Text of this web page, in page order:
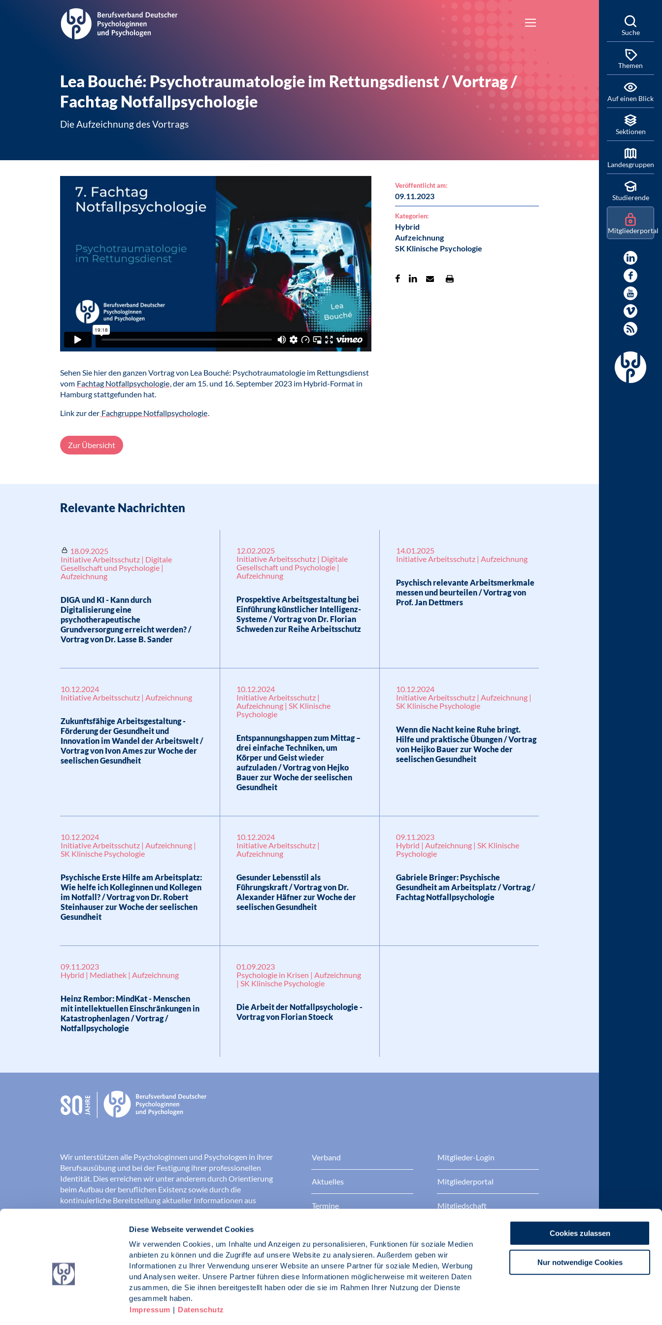
Diese Webseite verwendet Cookies
Wir verwenden Cookies, um Inhalte und Anzeigen zu personalisieren, Funktionen für soziale Medien
anbieten zu können und die Zugriffe auf unsere Website zu analysieren. Außerdem geben wir
Informationen zu Ihrer Verwendung unserer Website an unsere Partner für soziale Medien, Werbung
und Analysen weiter. Unsere Partner führen diese Informationen möglicherweise mit weiteren Daten
zusammen, die Sie ihnen bereitgestellt haben oder die sie im Rahmen Ihrer Nutzung der Dienste
gesammelt haben.
Impressum | Datenschutz
Cookies zulassen
Nur notwendige Cookies
Lea Bouché: Psychotraumatologie im Rettungsdienst / Vortrag /
Fachtag Notfallpsychologie
Die Aufzeichnung des Vortrags
Sehen Sie hier den ganzen Vortrag von Lea Bouché: Psychotraumatologie im Rettungsdienst
vom Fachtag Notfallpsychologie , der am 15. und 16. September 2023 im Hybrid-Format in
Hamburg stattgefunden hat.
Link zur der Fachgruppe Notfallpsychologie
Veröffentlicht am:
09.11.2023
Kategorien:
Hybrid
Aufzeichnung
SK Klinische Psychologie
Zur Übersicht
Relevante Nachrichten
18.09.2025
Initiative Arbeitsschutz | Digitale
Gesellschaft und Psychologie |
Aufzeichnung
DIGA und KI - Kann durch
Digitalisierung eine
psychotherapeutische
Grundversorgung erreicht werden? /
Vortrag von Dr. Lasse B. Sander
12.02.2025
Initiative Arbeitsschutz | Digitale
Gesellschaft und Psychologie |
Aufzeichnung
Prospektive Arbeitsgestaltung bei
Einführung künstlicher Intelligenz-
Systeme / Vortrag von Dr. Florian
Schweden zur Reihe Arbeitsschutz
14.01.2025
Initiative Arbeitsschutz | Aufzeichnung
Psychisch relevante Arbeitsmerkmale
messen und beurteilen / Vortrag von
Prof. Jan Dettmers
10.12.2024
Initiative Arbeitsschutz | Aufzeichnung
Zukunftsfähige Arbeitsgestaltung -
Förderung der Gesundheit und
Innovation im Wandel der Arbeitswelt /
Vortrag von Ivon Ames zur Woche der
seelischen Gesundheit
10.12.2024
Initiative Arbeitsschutz |
Aufzeichnung | SK Klinische
Psychologie
Entspannungshappen zum Mittag –
drei einfache Techniken, um
Körper und Geist wieder
aufzuladen / Vortrag von Hejko
Bauer zur Woche der seelischen
Gesundheit
10.12.2024
Initiative Arbeitsschutz | Aufzeichnung |
SK Klinische Psychologie
Wenn die Nacht keine Ruhe bringt.
Hilfe und praktische Übungen / Vortrag
von Heijko Bauer zur Woche der
seelischen Gesundheit
10.12.2024
Initiative Arbeitsschutz | Aufzeichnung |
SK Klinische Psychologie
Psychische Erste Hilfe am Arbeitsplatz:
Wie helfe ich Kolleginnen und Kollegen
im Notfall? / Vortrag von Dr. Robert
Steinhauser zur Woche der seelischen
Gesundheit
10.12.2024
Initiative Arbeitsschutz |
Aufzeichnung
Gesunder Lebensstil als
Führungskraft / Vortrag von Dr.
Alexander Häfner zur Woche der
seelischen Gesundheit
09.11.2023
Hybrid | Aufzeichnung | SK Klinische
Psychologie
Gabriele Bringer: Psychische
Gesundheit am Arbeitsplatz / Vortrag /
Fachtag Notfallpsychologie
09.11.2023
Hybrid | Mediathek | Aufzeichnung
Heinz Rembor: MindKat - Menschen
mit intellektuellen Einschränkungen in
Katastrophenlagen / Vortrag /
Notfallpsychologie
01.09.2023
Psychologie in Krisen | Aufzeichnung
| SK Klinische Psychologie
Die Arbeit der Notfallpsychologie -
Vortrag von Florian Stoeck
Wir unterstützen alle Psychologinnen und Psychologen in ihrer
Berufsausübung und bei der Festigung ihrer professionellen
Identität. Dies erreichen wir unter anderem durch Orientierung
beim Aufbau der beruflichen Existenz sowie durch die
kontinuierliche Bereitstellung aktueller Informationen aus
Wissenschaft und Praxis für den Berufsalltag.
Wir erschließen und sichern Berufsfelder und sorgen dafür, dass
Erkenntnisse der Psychologie kompetent und verantwortungsvoll
umgesetzt werden. Darüber hinaus stärken wir das Ansehen aller
Psychologinnen und Psychologen in der Öffentlichkeit und
vertreten eigene berufspolitische Positionen in der Gesellschaft.
Berufsverband Deutscher Psychologinnen und Psychologen
Verband
Aktuelles
Termine
Berufsethik
Fach- und Berufspolitik
Mitglieder-Login
Mitgliederportal
Mitgliedschaft
BDP Zertifizierungen
Suche
Themen
Auf einen Blick
Sektionen
Landesgruppen
Studierende
Mitgliederportal